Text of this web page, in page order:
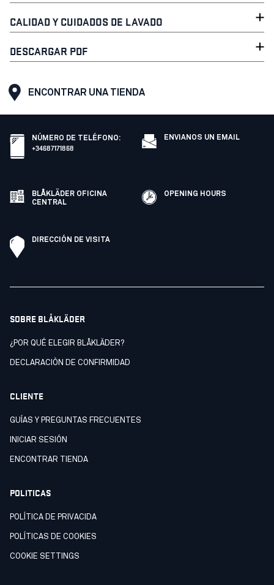
CALIDAD Y CUIDADOS DE LAVADO
DESCARGAR PDF
ENCONTRAR UNA TIENDA
NÚMERO DE TELÉFONO:
+34687171868
ENVIANOS UN EMAIL
BLÅKLÄDER OFICINA
CENTRAL
OPENING HOURS
DIRECCIÓN DE VISITA
SOBRE BLÅKLÄDER
¿POR QUÉ ELEGIR BLÅKLÄDER?
DECLARACIÒN DE CONFIRMIDAD
CLIENTE
GUÍAS Y PREGUNTAS FRECUENTES
INICIAR SESIÓN
ENCONTRAR TIENDA
POLITICAS
POLÍTICA DE PRIVACIDA
POLÍTICAS DE COOKIES
COOKIE SETTINGS